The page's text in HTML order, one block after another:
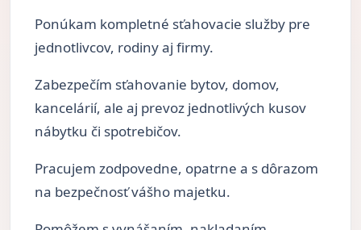
Ponúkam kompletné sťahovacie služby pre
jednotlivcov, rodiny aj firmy.
Zabezpečím sťahovanie bytov, domov,
kancelárií, ale aj prevoz jednotlivých kusov
nábytku či spotrebičov.
Pracujem zodpovedne, opatrne a s dôrazom
na bezpečnosť vášho majetku.